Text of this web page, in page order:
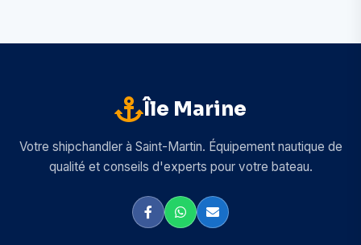
Île Marine
Votre shipchandler à Saint-Martin. Équipement nautique de
qualité et conseils d'experts pour votre bateau.